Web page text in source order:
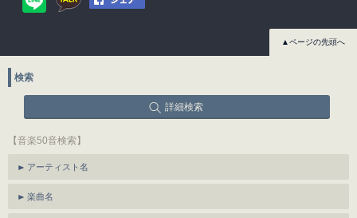
▲ページの先頭へ
検索
詳細検索
【音楽50音検索】
アーティスト名
楽曲名